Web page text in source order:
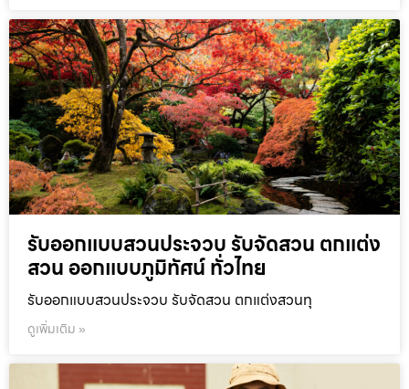
รับออกแบบสวนประจวบ รับจัดสวน ตกแต่ง
สวน ออกแบบภูมิทัศน์ ทั่วไทย
รับออกแบบสวนประจวบ รับจัดสวน ตกแต่งสวนทุ
ดูเพิ่มเติม »